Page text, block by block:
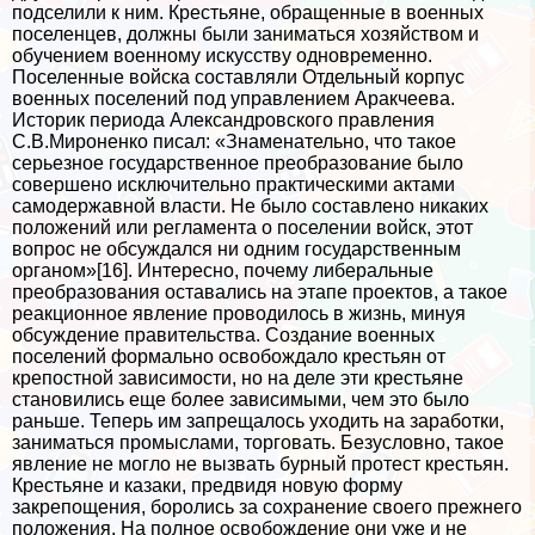
подселили к ним. Крестьяне, обращенные в военных
поселенцев, должны были заниматься хозяйством и
обучением военному искусству одновременно.
Поселенные войска составляли Отдельный корпус
военных поселений под управлением Аpaкчеева.
Историк периода Александровского правления
С.В.Мироненко писал: «Знаменательно, что такое
серьезное государственное преобразование было
совершено исключительно пpaктическими актами
самодержавной власти. Не было составлено никаких
положений или регламента о поселении войск, этот
вопрос не обсуждался ни одним государственным
органом»[16]. Интересно, почему либеральные
преобразования оставались на этапе проектов, а такое
реакционное явление проводилось в жизнь, минуя
обсуждение правительства. Создание военных
поселений формально освобождало крестьян от
крепостной зависимости, но на деле эти крестьяне
становились еще более зависимыми, чем это было
раньше. Теперь им запрещалось уходить на заработки,
заниматься промыслами, торговать. Безусловно, такое
явление не могло не вызвать бурный протест крестьян.
Крестьяне и казаки, предвидя новую форму
закрепощения, боролись за сохранение своего прежнего
положения. На полное освобождение они уже и не